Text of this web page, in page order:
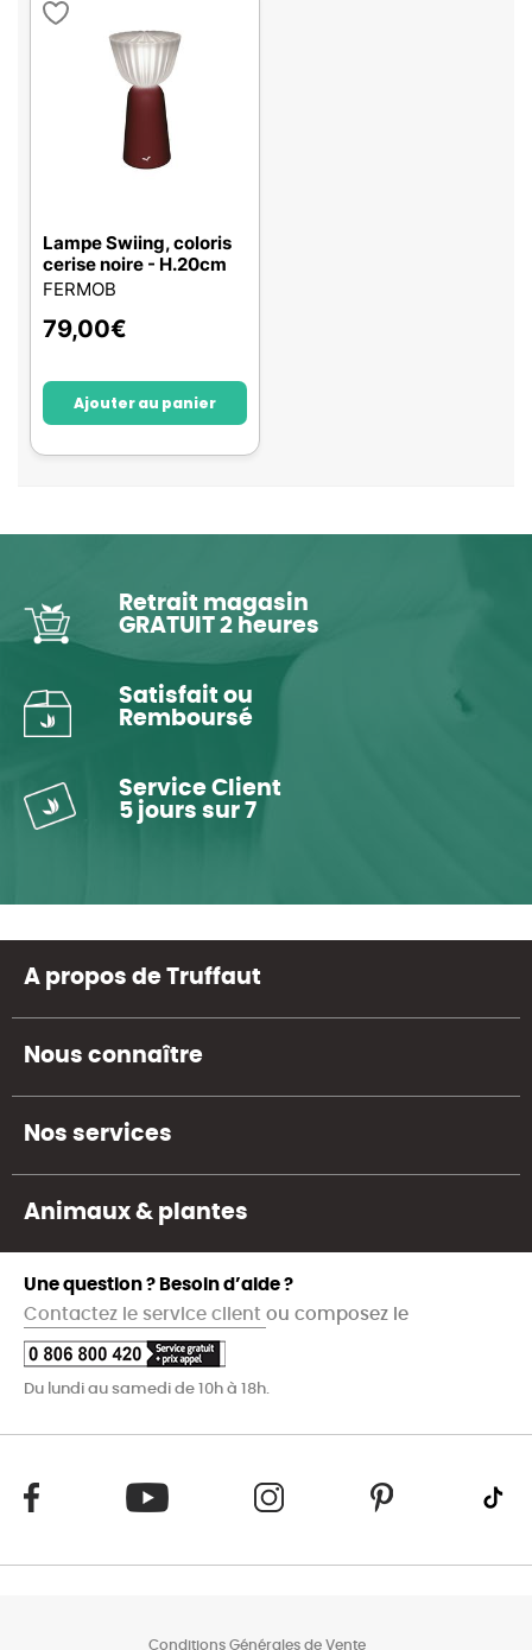
Lampe Swiing, coloris
cerise noire - H.20cm
FERMOB
79,00€
Ajouter au panier
Retrait magasin
GRATUIT 2 heures
Satisfait ou
Remboursé
Service Client
5 jours sur 7
A propos de Truffaut
Nous connaître
Nos services
Animaux & plantes
Une question ? Besoin d’aide ?
Contactez le service client ou composez le
Du lundi au samedi de 10h à 18h.
Conditions Générales de Vente